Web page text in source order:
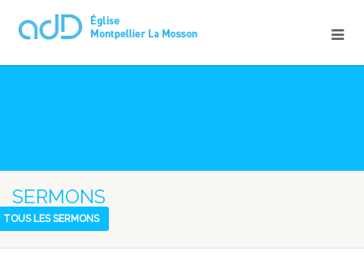
SERMONS
TOUS LES SERMONS